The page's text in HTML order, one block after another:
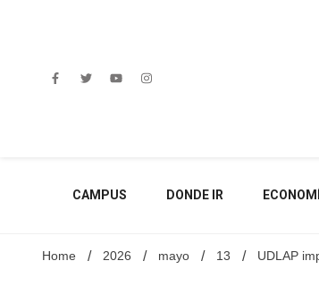
CAMPUS DONDE IR
Home 2026 mayo 13 UDLAP